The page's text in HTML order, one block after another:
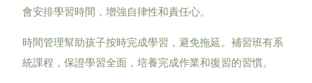
會安排學習時間，增強自律性和責任心。
時間管理幫助孩子按時完成學習，避免拖延。補習班有系
統課程，保證學習全面，培養完成作業和復習的習慣。